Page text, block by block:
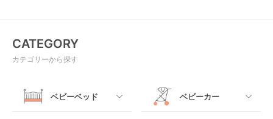
CATEGORY
カテゴリーから探す
ベビーベッド ベビーカー